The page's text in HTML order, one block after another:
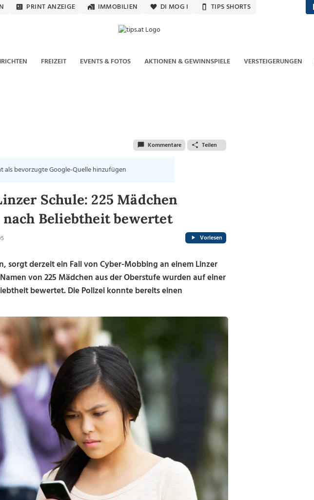
PRINT ANZEIGE IMMOBILIEN DI MOG I TIPS SHORTS
FREIZEIT EVENTS & FOTOS AKTIONEN & GEWINNSPIELE VERSTEIGERUNGEN
Kommentare Teilen
als bevorzugte Google-Quelle hinzufügen
Schule: 225 Mädchen
Beliebtheit bewertet
Vorlesen
sorgt derzeit ein Fall von Cyber-Mobbing an einem Linzer
von 225 Mädchen aus der Oberstufe wurden auf einer
bewertet. Die Polizei konnte bereits einen